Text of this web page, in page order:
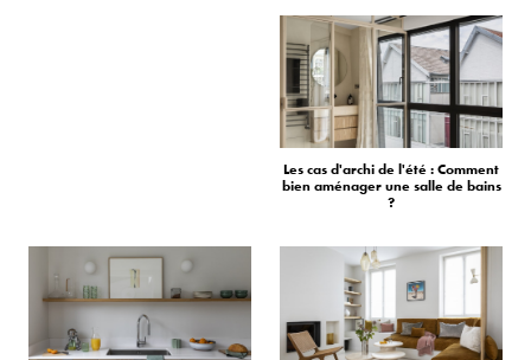
Les cas d'archi de l'été : Comment
bien aménager une salle de bains
?